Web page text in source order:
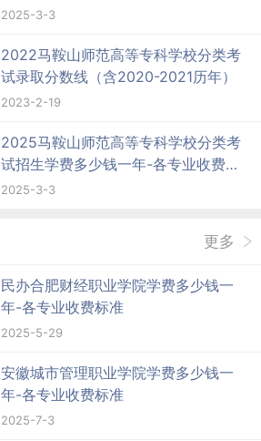
2025-3-3
2022马鞍山师范高等专科学校分类考
试录取分数线（含2020-2021历年）
2023-2-19
2025马鞍山师范高等专科学校分类考
试招生学费多少钱一年-各专业收费标
准
2025-3-3
更多
民办合肥财经职业学院学费多少钱一
年-各专业收费标准
2025-5-29
安徽城市管理职业学院学费多少钱一
年-各专业收费标准
2025-7-3